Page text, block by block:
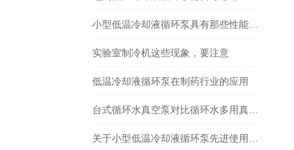
实验室制冷机这些现象，要注意
低温冷却液循环泵在制药行业的应用